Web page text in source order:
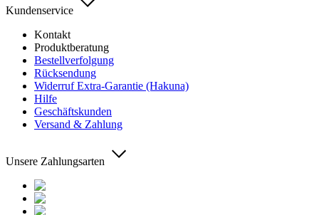
Kundenservice
Kontakt
Produktberatung
Bestellverfolgung
Rücksendung
Widerruf Extra-Garantie (Hakuna)
Hilfe
Geschäftskunden
Versand & Zahlung
Unsere Zahlungsarten